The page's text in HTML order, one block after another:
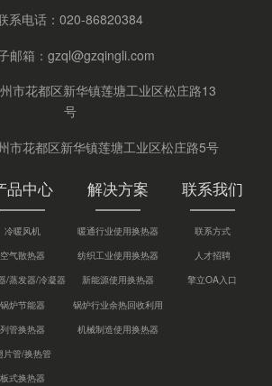
系电话：020-86820384
邮箱：gzql@gzqingli.com
市花都区新华镇莲塘工业区松庄路13
号
市花都区新华镇莲塘工业区松庄路5号
品中心
冷暖风机
空气散热器
/蒸发器/冷凝器
锅炉节能器
列管换热器
片管/换热管
板式换热器
解决方案
暖通行业使用换热器
纺织工业使用换热器
新能源使用换热器
锅炉行业余热回收利用
机械制造使用换热器
联系我们
联系方式
人才招聘
擎立OA入口